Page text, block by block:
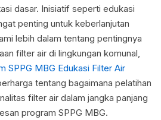
dasar. Inisiatif seperti edukasi
penting untuk keberlanjutan
lebih dalam tentang pentingnya
filter air di lingkungan komunal,
SPPG MBG Edukasi Filter Air
tentang bagaimana pelatihan
filter air dalam jangka panjang
program SPPG MBG.